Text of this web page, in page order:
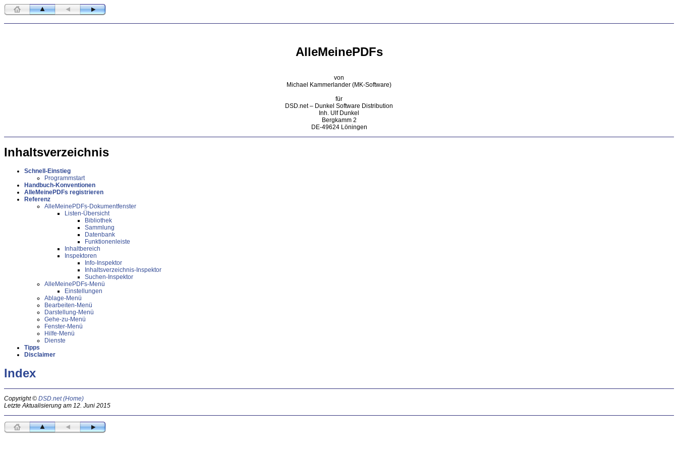
AlleMeinePDFs
von
Michael Kammerlander (MK-Software)
für
DSD.net – Dunkel Software Distribution
Inh. Ulf Dunkel
Bergkamm 2
DE-49624 Löningen
Inhaltsverzeichnis
Schnell-Einstieg
Programmstart
Handbuch-Konventionen
AlleMeinePDFs registrieren
Referenz
AlleMeinePDFs-Dokumentfenster
Listen-Übersicht
Bibliothek
Sammlung
Datenbank
Funktionenleiste
Inhaltbereich
Inspektoren
Info-Inspektor
Inhaltsverzeichnis-Inspektor
Suchen-Inspektor
AlleMeinePDFs-Menü
Einstellungen
Ablage-Menü
Bearbeiten-Menü
Darstellung-Menü
Gehe-zu-Menü
Fenster-Menü
Hilfe-Menü
Dienste
Tipps
Disclaimer
Index
Copyright © DSD.net (Home)
Letzte Aktualisierung am 12. Juni 2015